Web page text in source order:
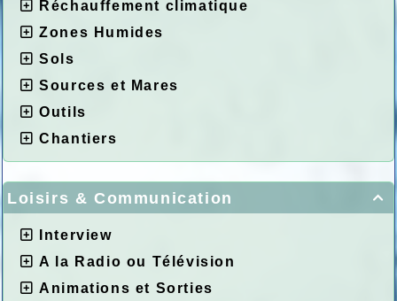
Réchauffement climatique
Zones Humides
Sols
Sources et Mares
Outils
Chantiers

Loisirs & Communication
Interview
A la Radio ou Télévision
Animations et Sorties